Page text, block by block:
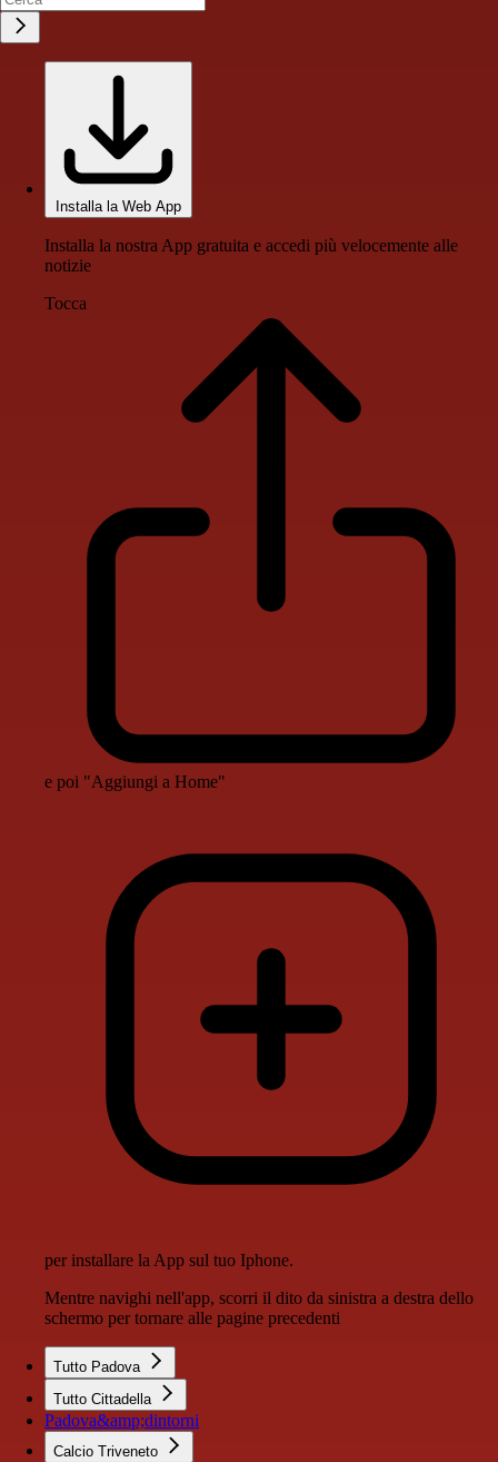
Installa la Web App
Installa la nostra App gratuita e accedi più velocemente alle
notizie
Tocca
e poi "Aggiungi a Home"
per installare la App sul tuo Iphone.
Mentre navighi nell'app, scorri il dito da sinistra a destra dello
schermo per tornare alle pagine precedenti
Tutto Padova
Tutto Cittadella
Padova&amp;dintorni
Calcio Triveneto